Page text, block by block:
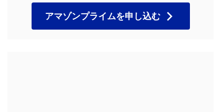
アマゾンプライムを申し込む